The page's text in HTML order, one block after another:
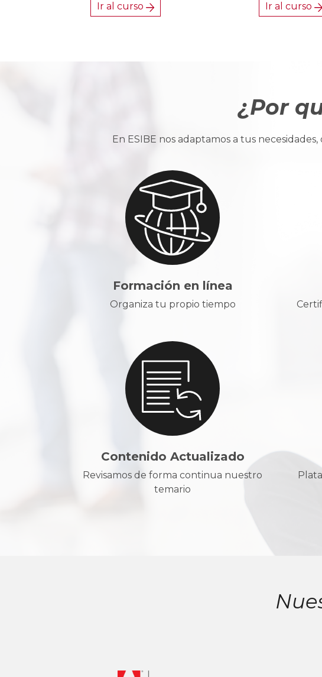
Ir al curso Ir al curso
¿Por
En ESIBE nos adaptamos a tus
Formación en línea
Organiza tu propio tiempo
Contenido Actualizado
Revisamos de forma continua nuestro
temario